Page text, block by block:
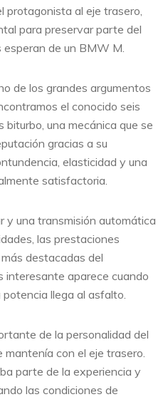
protagonista al eje trasero,
para preservar parte del
de un BMW M.
de los grandes argumentos
el conocido seis
biturbo, una mecánica que se
gracias a su
elasticidad y una
satisfactoria.
y una transmisión automática
las prestaciones
destacadas del
interesante aparece cuando
llega al asfalto.
de la personalidad del
con el eje trasero.
parte de la experiencia y
las condiciones de